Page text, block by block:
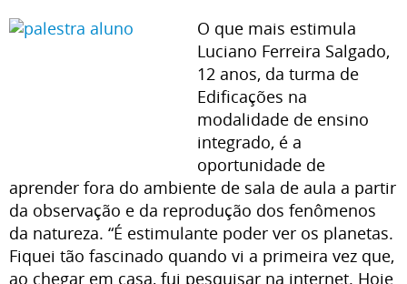
O que mais estimula
Luciano Ferreira Salgado,
12 anos, da turma de
Edificações na
modalidade de ensino
integrado, é a
oportunidade de
aprender fora do ambiente de sala de aula a partir
da observação e da reprodução dos fenômenos
da natureza. “É estimulante poder ver os planetas.
Fiquei tão fascinado quando vi a primeira vez que,
ao chegar em casa, fui pesquisar na internet. Hoje